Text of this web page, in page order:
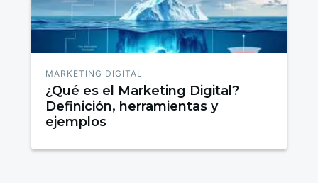
MARKETING DIGITAL
¿Qué es el Marketing Digital?
Definición, herramientas y
ejemplos